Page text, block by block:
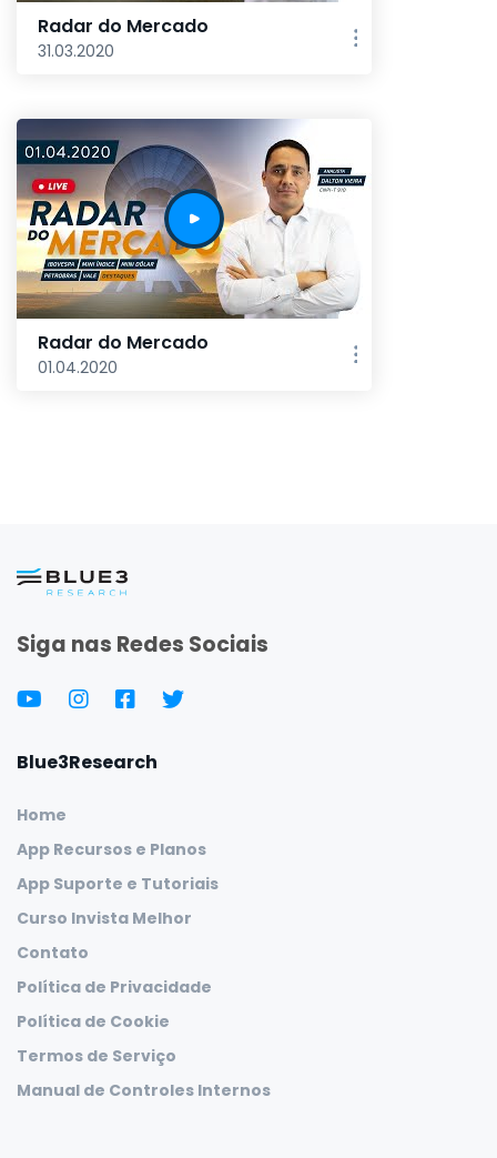
Radar do Mercado
31.03.2020
Radar do Mercado
01.04.2020
Siga nas Redes Sociais
Blue3Research
Home
App Recursos e Planos
App Suporte e Tutoriais
Curso Invista Melhor
Contato
Política de Privacidade
Política de Cookie
Termos de Serviço
Manual de Controles Internos